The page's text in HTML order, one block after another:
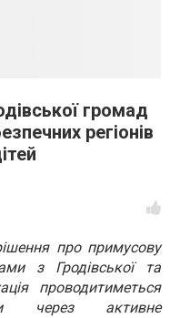
громад
регіонів
про примусову
з Гродівської та
проводитиметься
через активне